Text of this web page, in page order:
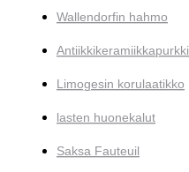
Wallendorfin hahmo
Antiikkikeramiikkapurkki
Limogesin korulaatikko
lasten huonekalut
Saksa Fauteuil